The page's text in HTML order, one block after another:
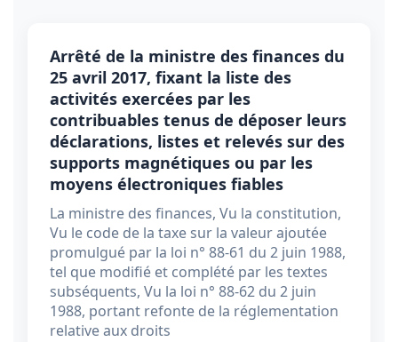
Arrêté de la ministre des finances du
25 avril 2017, fixant la liste des
activités exercées par les
contribuables tenus de déposer leurs
déclarations, listes et relevés sur des
supports magnétiques ou par les
moyens électroniques fiables
La ministre des finances, Vu la constitution,
Vu le code de la taxe sur la valeur ajoutée
promulgué par la loi n° 88-61 du 2 juin 1988,
tel que modifié et complété par les textes
subséquents, Vu la loi n° 88-62 du 2 juin
1988, portant refonte de la réglementation
relative aux droits